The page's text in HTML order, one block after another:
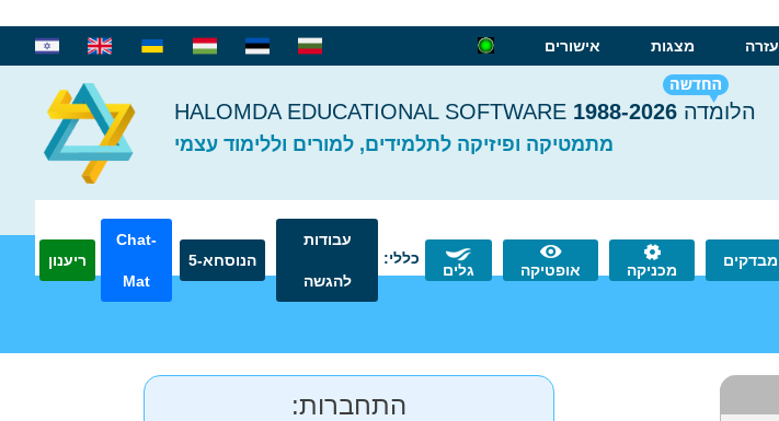
עזרה מצגות אישורים
הלומדה HALOMDA EDUCATIONAL SOFTWARE 1988-2026
מתמטיקה ופיזיקה לתלמידים, למורים וללימוד עצמי
מבדקים
מכניקה אופטיקה גלים
כללי:
עבודות
להגשה
הנוסחא-5
Chat-
Mat
ריענון
התחברות: